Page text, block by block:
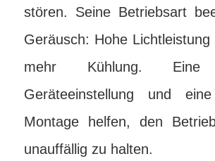
stören. Seine Betriebsart
Geräusch: Hohe
mehr Kühlung. Eine
Geräteeinstellung und
Montage helfen, den
unauffällig zu halten.